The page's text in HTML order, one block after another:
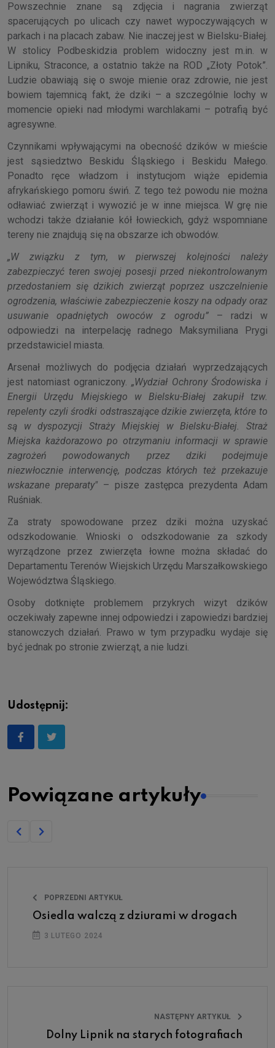
Powszechnie znane są zdjęcia i nagrania zwierząt
spacerujących po ulicach czy nawet wypoczywających w
parkach i na placach zabaw. Nie inaczej jest w Bielsku-Białej.
W stolicy Podbeskidzia problem widoczny jest m.in. w
Lipniku, Straconce, a ostatnio także na ROD „Złoty Potok”.
Ludzie obawiają się o swoje mienie oraz zdrowie, nie jest
bowiem tajemnicą fakt, że dziki – a szczególnie lochy w
momencie opieki nad młodymi warchlakami – potrafią być
agresywne.
Czynnikami wpływającymi na obecność dzików w mieście
jest sąsiedztwo Beskidu Śląskiego i Beskidu Małego.
Ponadto ręce władzom i instytucjom wiąże epidemia
afrykańskiego pomoru świń. Z tego też powodu nie można
odławiać zwierząt i wywozić je w inne miejsca. W grę nie
wchodzi także działanie kół łowieckich, gdyż wspomniane
tereny nie znajdują się na obszarze ich obwodów.
„W związku z tym, w pierwszej kolejności należy
zabezpieczyć teren swojej posesji przed niekontrolowanym
przedostaniem się dzikich zwierząt poprzez uszczelnienie
ogrodzenia, właściwie zabezpieczenie koszy na odpady oraz
usuwanie opadniętych owoców z ogrodu”– radzi w
odpowiedzi na interpelację radnego Maksymiliana Prygi
przedstawiciel miasta.
Arsenał możliwych do podjęcia działań wyprzedzających
jest natomiast ograniczony. „Wydział Ochrony Środowiska i
Energii Urzędu Miejskiego w Bielsku-Białej zakupił tzw.
repelenty czyli środki odstraszające dzikie zwierzęta, które to
są w dyspozycji Straży Miejskiej w Bielsku-Białej. Straż
Miejska każdorazowo po otrzymaniu informacji w sprawie
zagrożeń powodowanych przez dziki podejmuje
niezwłocznie interwencję, podczas których też przekazuje
wskazane preparaty" – pisze zastępca prezydenta Adam
Ruśniak.
Za straty spowodowane przez dziki można uzyskać
odszkodowanie. Wnioski o odszkodowanie za szkody
wyrządzone przez zwierzęta łowne można składać do
Departamentu Terenów Wiejskich Urzędu Marszałkowskiego
Województwa Śląskiego.
Osoby dotknięte problemem przykrych wizyt dzików
oczekiwały zapewne innej odpowiedzi i zapowiedzi bardziej
stanowczych działań. Prawo w tym przypadku wydaje się
być jednak po stronie zwierząt, a nie ludzi.
Udostępnij:
Powiązane artykuły
POPRZEDNI ARTYKUŁ
Osiedla walczą z dziurami w drogach
3 LUTEGO 2024
NASTĘPNY ARTYKUŁ
Dolny Lipnik na starych fotografiach